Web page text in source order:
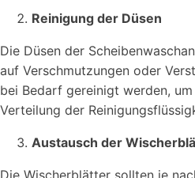
Reinigung der Düsen
Die Düsen der
auf Verschmutzungen oder
bei Bedarf gereinigt werden,
Verteilung der
Austausch der